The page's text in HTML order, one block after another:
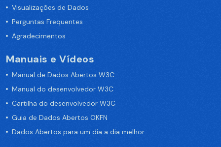
Visualizações de Dados
Perguntas Frequentes
Agradecimentos
Manuais e Vídeos
Manual de Dados Abertos W3C
Manual do desenvolvedor W3C
Cartilha do desenvolvedor W3C
Guia de Dados Abertos OKFN
Dados Abertos para um dia a dia melhor